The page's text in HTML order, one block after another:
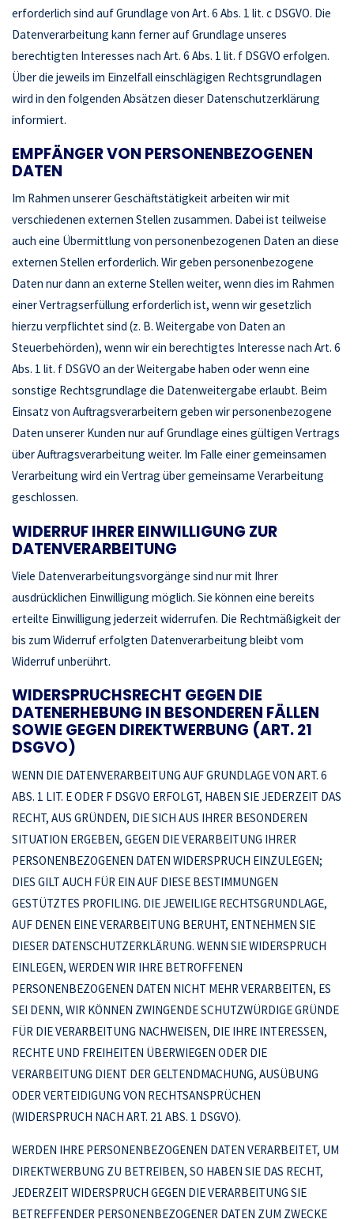
erforderlich sind auf Grundlage von Art. 6 Abs. 1 lit. c DSGVO. Die
Datenverarbeitung kann ferner auf Grundlage unseres
berechtigten Interesses nach Art. 6 Abs. 1 lit. f DSGVO erfolgen.
Über die jeweils im Einzelfall einschlägigen Rechtsgrundlagen
wird in den folgenden Absätzen dieser Datenschutzerklärung
informiert.
EMPFÄNGER VON PERSONENBEZOGENEN
DATEN
Im Rahmen unserer Geschäftstätigkeit arbeiten wir mit
verschiedenen externen Stellen zusammen. Dabei ist teilweise
auch eine Übermittlung von personenbezogenen Daten an diese
externen Stellen erforderlich. Wir geben personenbezogene
Daten nur dann an externe Stellen weiter, wenn dies im Rahmen
einer Vertragserfüllung erforderlich ist, wenn wir gesetzlich
hierzu verpflichtet sind (z. B. Weitergabe von Daten an
Steuerbehörden), wenn wir ein berechtigtes Interesse nach Art. 6
Abs. 1 lit. f DSGVO an der Weitergabe haben oder wenn eine
sonstige Rechtsgrundlage die Datenweitergabe erlaubt. Beim
Einsatz von Auftragsverarbeitern geben wir personenbezogene
Daten unserer Kunden nur auf Grundlage eines gültigen Vertrags
über Auftragsverarbeitung weiter. Im Falle einer gemeinsamen
Verarbeitung wird ein Vertrag über gemeinsame Verarbeitung
geschlossen.
WIDERRUF IHRER EINWILLIGUNG ZUR
DATENVERARBEITUNG
Viele Datenverarbeitungsvorgänge sind nur mit Ihrer
ausdrücklichen Einwilligung möglich. Sie können eine bereits
erteilte Einwilligung jederzeit widerrufen. Die Rechtmäßigkeit der
bis zum Widerruf erfolgten Datenverarbeitung bleibt vom
Widerruf unberührt.
WIDERSPRUCHSRECHT GEGEN DIE
DATENERHEBUNG IN BESONDEREN FÄLLEN
SOWIE GEGEN DIREKTWERBUNG (ART. 21
DSGVO)
WENN DIE DATENVERARBEITUNG AUF GRUNDLAGE VON ART. 6
ABS. 1 LIT. E ODER F DSGVO ERFOLGT, HABEN SIE JEDERZEIT DAS
RECHT, AUS GRÜNDEN, DIE SICH AUS IHRER BESONDEREN
SITUATION ERGEBEN, GEGEN DIE VERARBEITUNG IHRER
PERSONENBEZOGENEN DATEN WIDERSPRUCH EINZULEGEN;
DIES GILT AUCH FÜR EIN AUF DIESE BESTIMMUNGEN
GESTÜTZTES PROFILING. DIE JEWEILIGE RECHTSGRUNDLAGE,
AUF DENEN EINE VERARBEITUNG BERUHT, ENTNEHMEN SIE
DIESER DATENSCHUTZERKLÄRUNG. WENN SIE WIDERSPRUCH
EINLEGEN, WERDEN WIR IHRE BETROFFENEN
PERSONENBEZOGENEN DATEN NICHT MEHR VERARBEITEN, ES
SEI DENN, WIR KÖNNEN ZWINGENDE SCHUTZWÜRDIGE GRÜNDE
FÜR DIE VERARBEITUNG NACHWEISEN, DIE IHRE INTERESSEN,
RECHTE UND FREIHEITEN ÜBERWIEGEN ODER DIE
VERARBEITUNG DIENT DER GELTENDMACHUNG, AUSÜBUNG
ODER VERTEIDIGUNG VON RECHTSANSPRÜCHEN
(WIDERSPRUCH NACH ART. 21 ABS. 1 DSGVO).
WERDEN IHRE PERSONENBEZOGENEN DATEN VERARBEITET, UM
DIREKTWERBUNG ZU BETREIBEN, SO HABEN SIE DAS RECHT,
JEDERZEIT WIDERSPRUCH GEGEN DIE VERARBEITUNG SIE
BETREFFENDER PERSONENBEZOGENER DATEN ZUM ZWECKE